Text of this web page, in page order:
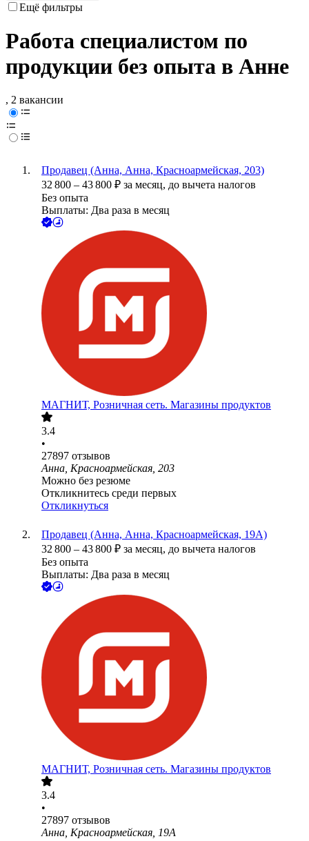
Ещё фильтры
Работа специалистом по
продукции без опыта в Анне
, 2 вакансии
Продавец (Анна, Анна, Красноармейская, 203)
32 800 – 43 800 ₽ за месяц, до вычета налогов
Без опыта
Выплаты: Два раза в месяц
МАГНИТ, Розничная сеть. Магазины продуктов
3.4
•
27897 отзывов
Анна, Красноармейская, 203
Можно без резюме
Откликнитесь среди первых
Откликнуться
Продавец (Анна, Анна, Красноармейская, 19А)
32 800 – 43 800 ₽ за месяц, до вычета налогов
Без опыта
Выплаты: Два раза в месяц
МАГНИТ, Розничная сеть. Магазины продуктов
3.4
•
27897 отзывов
Анна, Красноармейская, 19А